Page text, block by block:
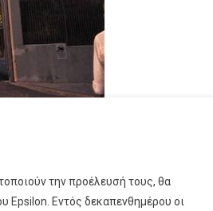
την προέλευσή τους, θα
Epsilon. Εντός δεκαπενθημέρου οι